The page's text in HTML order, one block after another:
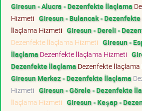
Giresun - Alucra - Dezenfekte İlaçlama
Hizmeti Giresun - Bulancak -
İlaçlama Hizmeti Giresun - Dereli -
Dezenfekte İlaçlama Hizmeti Giresun -
İlaçlama Dezenfekte İlaçlama Hizmeti
Dezenfekte İlaçlama Dezenfekte İlaçlama
Giresun Merkez - Dezenfekte İlaçlama
Hizmeti Giresun - Görele - Dezenfekte
İlaçlama Hizmeti Giresun - Keşap -